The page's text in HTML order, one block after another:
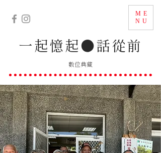
ME
NU
一起憶起●話從前
數位典藏